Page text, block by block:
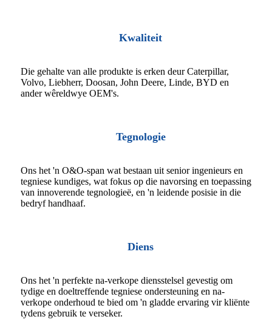
Kwaliteit
Die gehalte van alle produkte is erken deur Caterpillar,
Volvo, Liebherr, Doosan, John Deere, Linde, BYD en
ander wêreldwye OEM's.
Tegnologie
Ons het 'n O&O-span wat bestaan ​​uit senior ingenieurs en
tegniese kundiges, wat fokus op die navorsing en toepassing
van innoverende tegnologieë, en 'n leidende posisie in die
bedryf handhaaf.
Diens
Ons het 'n perfekte na-verkope diensstelsel gevestig om
tydige en doeltreffende tegniese ondersteuning en na-
verkope onderhoud te bied om 'n gladde ervaring vir kliënte
tydens gebruik te verseker.